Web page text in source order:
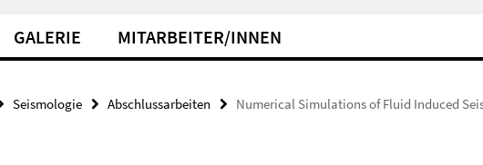
GALERIE MITARBEITER/INNEN
Seismologie Abschlussarbeiten
Numerical Simulations of Fluid Induced